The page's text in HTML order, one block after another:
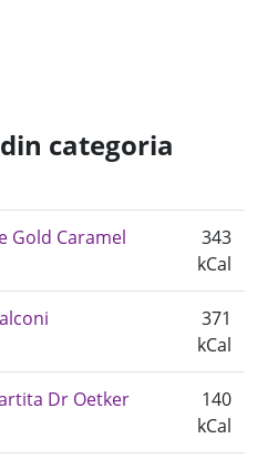
categoria
Gold Caramel
343
kCal
371
kCal
Dr Oetker
140
kCal